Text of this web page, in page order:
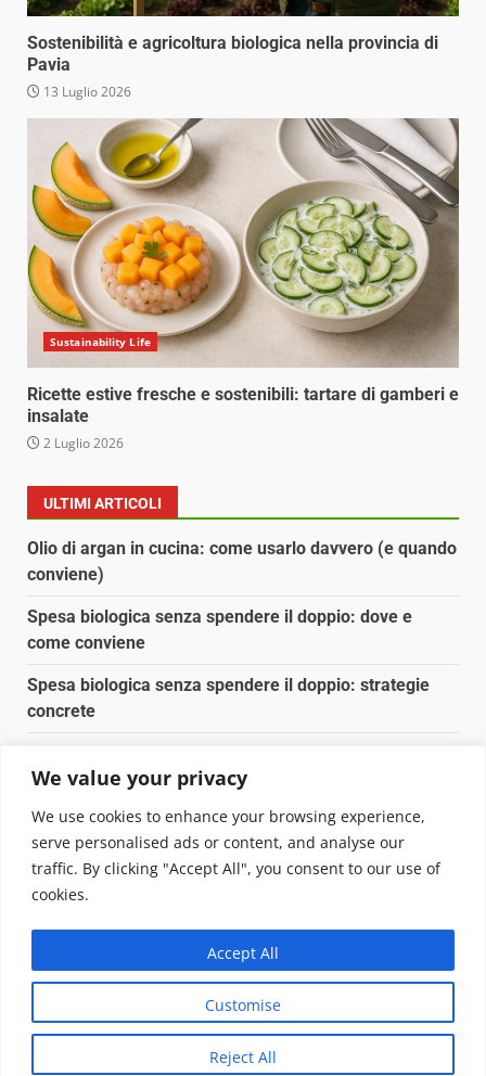
We value your privacy
We use cookies to enhance your browsing experience,
serve personalised ads or content, and analyse our
traffic. By clicking "Accept All", you consent to our use of
cookies.
Customise
Reject All
Accept All
Sostenibilità e agricoltura biologica nella provincia di
Pavia
13 Luglio 2026
Sustainability Life
Ricette estive fresche e sostenibili: tartare di gamberi e
insalate
2 Luglio 2026
ULTIMI ARTICOLI
Olio di argan in cucina: come usarlo davvero (e quando
conviene)
Spesa biologica senza spendere il doppio: dove e
come conviene
Spesa biologica senza spendere il doppio: strategie
concrete
Pulizia naturale della casa: 3 ingredienti che
sostituiscono 10 prodotti chimici
Copyright © 2025 Biopianeta.it proprietà di Jws Media
Questo blog non è una testata giornalistica, in quanto
viene aggiornato senza alcuna periodicità. Non può
pertanto considerarsi un prodotto editoriale ai sensi
della legge n. 62 del 07.03.2001|DarkNewsvon AF
themes.